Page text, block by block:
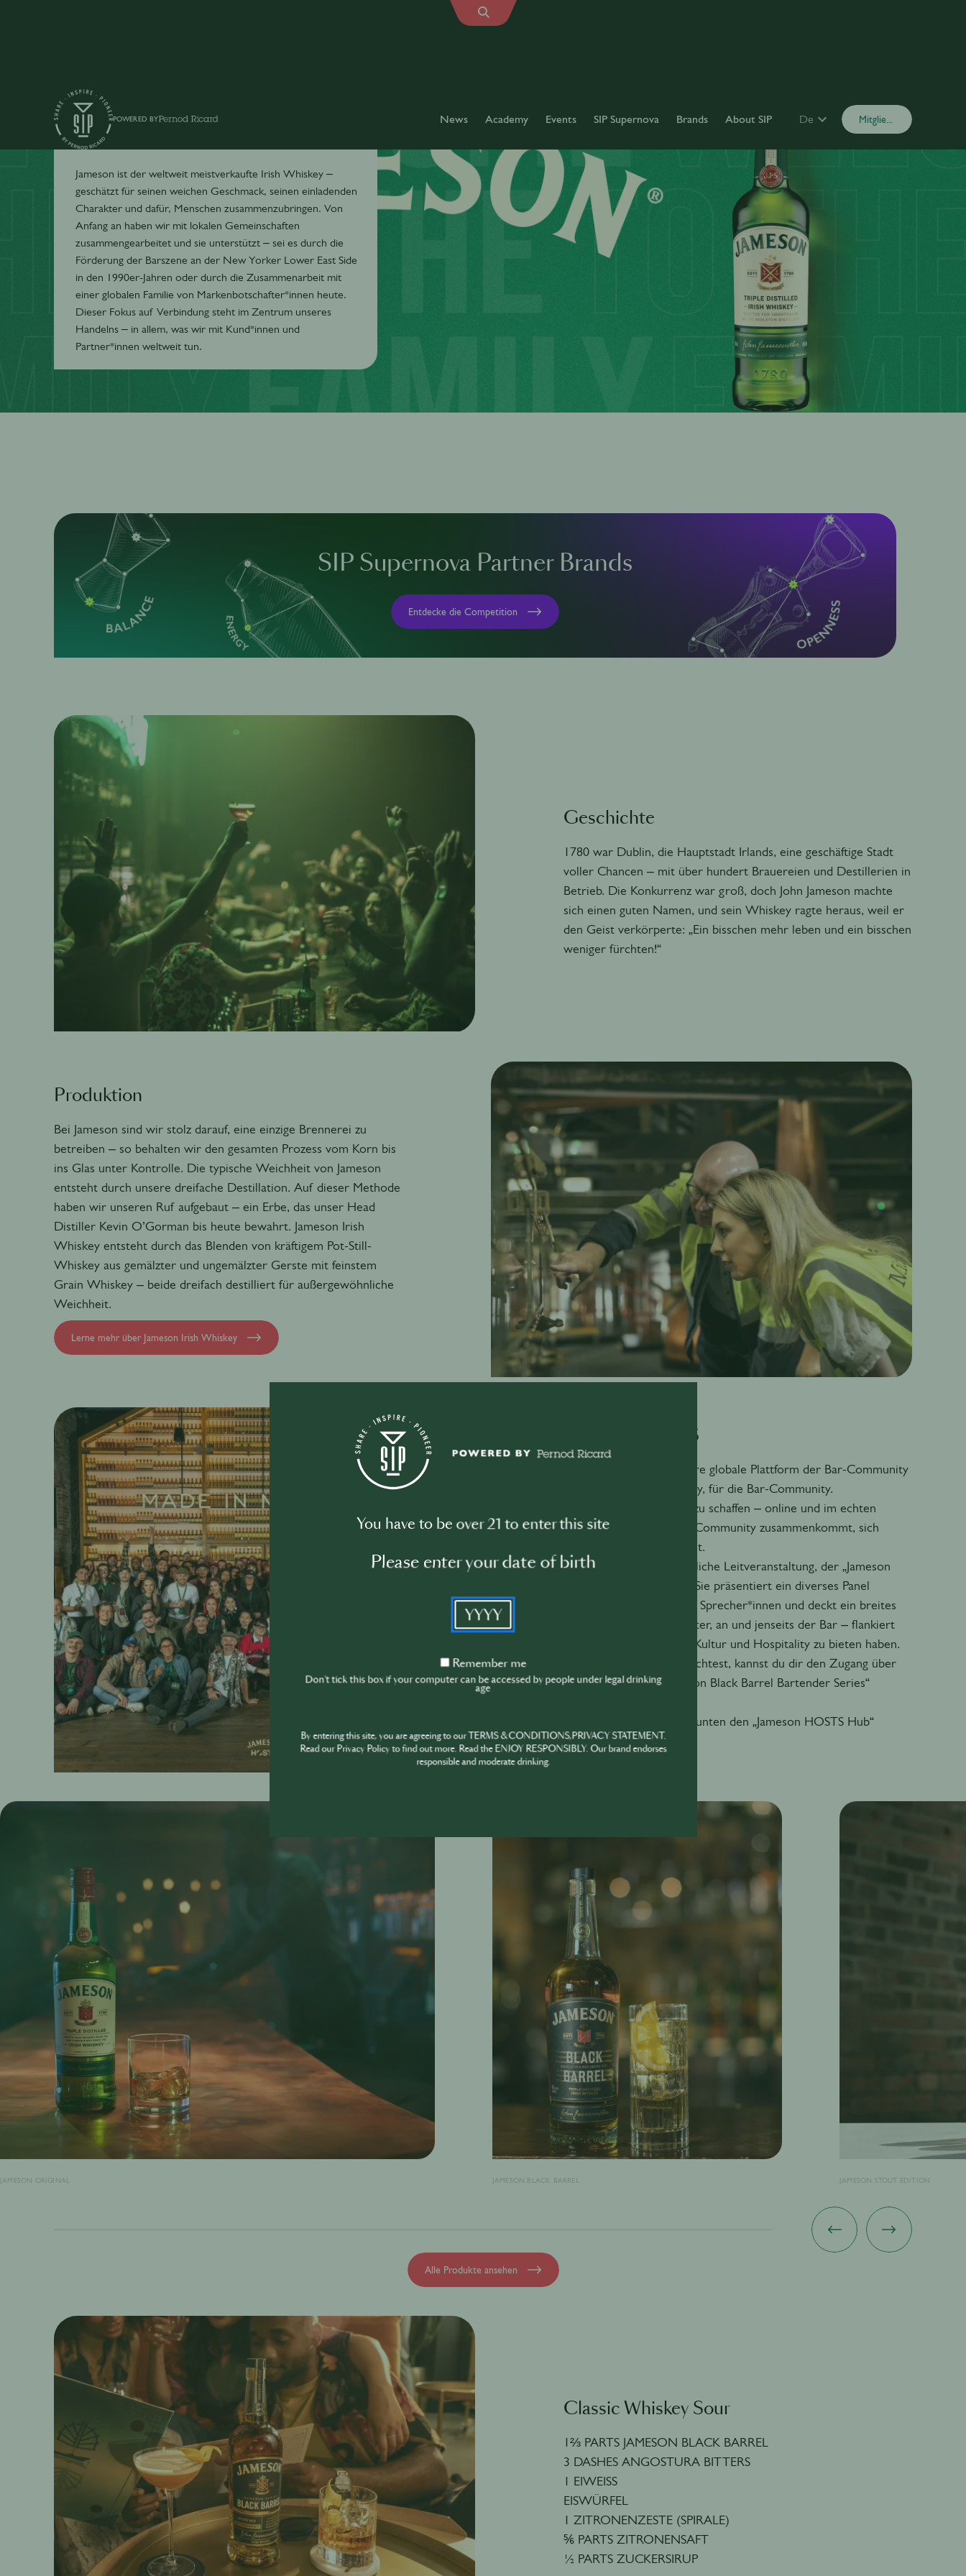
POWERED BY News Academy Events SIP Supernova Brands About SIP De Mitglied werden
Jameson
Jameson ist der weltweit meistverkaufte Irish Whiskey –
geschätzt für seinen weichen Geschmack, seinen einladenden
Charakter und dafür, Menschen zusammenzubringen. Von
Anfang an haben wir mit lokalen Gemeinschaften
zusammengearbeitet und sie unterstützt – sei es durch die
Förderung der Barszene an der New Yorker Lower East Side
in den 1990er-Jahren oder durch die Zusammenarbeit mit
einer globalen Familie von Markenbotschafter*innen heute.
Dieser Fokus auf Verbindung steht im Zentrum unseres
Handelns – in allem, was wir mit Kund*innen und
Partner*innen weltweit tun.
SIP Supernova Partner Brands
Entdecke die Competition
Geschichte
1780 war Dublin, die Hauptstadt Irlands, eine geschäftige Stadt
voller Chancen – mit über hundert Brauereien und Destillerien in
Betrieb. Die Konkurrenz war groß, doch John Jameson machte
sich einen guten Namen, und sein Whiskey ragte heraus, weil er
den Geist verkörperte: „Ein bisschen mehr leben und ein bisschen
weniger fürchten!“
Produktion
Bei Jameson sind wir stolz darauf, eine einzige Brennerei zu
betreiben – so behalten wir den gesamten Prozess vom Korn bis
ins Glas unter Kontrolle. Die typische Weichheit von Jameson
entsteht durch unsere dreifache Destillation. Auf dieser Methode
haben wir unseren Ruf aufgebaut – ein Erbe, das unser Head
Distiller Kevin O’Gorman bis heute bewahrt. Jameson Irish
Whiskey entsteht durch das Blenden von kräftigem Pot-Still-
Whiskey aus gemälzter und ungemälzter Gerste mit feinstem
Grain Whiskey – beide dreifach destilliert für außergewöhnliche
Weichheit.
Lerne mehr über Jameson Irish Whiskey
Jameson HOSTS
Jameson HOSTS ist unsere globale Plattform der Bar-Community
– von der Bar-Community, für die Bar-Community.
Unser Ziel: einen Raum zu schaffen – online und im echten
Leben –, in dem die Bar-Community zusammenkommt, sich
vernetzt, lernt und wächst.
Herzstück ist unsere jährliche Leitveranstaltung, der „Jameson
HOSTS Global Summit“. Sie präsentiert ein diverses Panel
ikonischer, inspirierender Sprecher*innen und deckt ein breites
Themenspektrum ab: hinter, an und jenseits der Bar – flankiert
vom Besten, was irische Kultur und Hospitality zu bieten haben.
Wenn du teilnehmen möchtest, kannst du dir den Zugang über
den Wettbewerb „Jameson Black Barrel Bartender Series“
Mehr erfahren? Besuche unten den „Jameson HOSTS Hub“
Jameson HOSTS
JAMESON ORIGINAL JAMESON BLACK BARREL JAMESON STOUT EDITION
Alle Produkte ansehen
Classic Whiskey Sour
1⅔ PARTS JAMESON BLACK BARREL
3 DASHES ANGOSTURA BITTERS
1 EIWEISS
EISWÜRFEL
1 ZITRONENZESTE (SPIRALE)
⅚ PARTS ZITRONENSAFT
½ PARTS ZUCKERSIRUP
You have to be over 21 to enter this site
Please enter your date of birth
YYYY
Remember
Remember me
Don't tick this box if your computer can be accessed by people under legal drinking
age
By entering this site, you are agreeing to our TERMS & CONDITIONS,PRIVACY STATEMENT.
Read our Privacy Policy to find out more. Read the ENJOY RESPONSIBLY. Our brand endorses
responsible and moderate drinking.